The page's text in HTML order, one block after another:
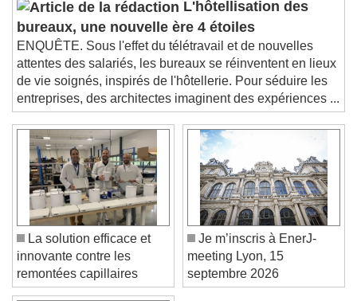
This is a modal window.
Beginning of dialog window. Escape will cancel
and close the window.
Text
Text Background
Color Opacity
Caption Area Background
Color Opacity
Font Size
L'hôtellisation des
bureaux, une nouvelle ère 4 étoiles
ENQUÊTE. Sous l'effet du télétravail et de nouvelles
attentes des salariés, les bureaux se réinventent en lieux
de vie soignés, inspirés de l'hôtellerie. Pour séduire les
entreprises, des architectes imaginent des expériences ...
La solution efficace et
innovante contre les
remontées capillaires
Je m’inscris à EnerJ-
meeting Lyon, 15
septembre 2026